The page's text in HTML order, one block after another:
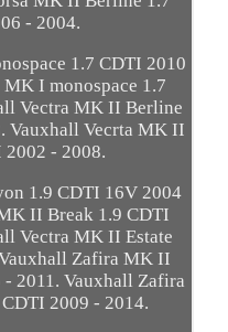
- 2004.
1.7 CDTI 2010
I monospace 1.7
Vectra MK II Berline
Vauxhall Vecrta MK II
- 2008.
1.9 CDTI 16V 2004
II Break 1.9 CDTI
Vectra MK II Estate
Zafira MK II
2011. Vauxhall Zafira
2009 - 2014.